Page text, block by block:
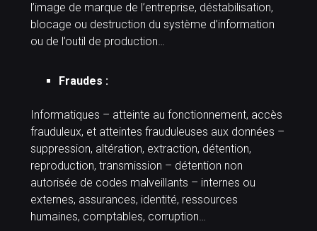
l’image de marque de l’entreprise, déstabilisation,
blocage ou destruction du système d’information
ou de l’outil de production…
Fraudes :
Informatiques – atteinte au fonctionnement, accès
frauduleux, et atteintes frauduleuses aux données –
suppression, altération, extraction, détention,
reproduction, transmission – détention non
autorisée de codes malveillants – internes ou
externes, assurances, identité, ressources
humaines, comptables, corruption…